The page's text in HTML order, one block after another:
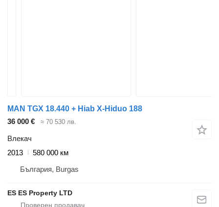
MAN TGX 18.440 + Hiab X-Hiduo 188
36 000 €
≈ 70 530 лв.
Влекач
2013
580 000 км
България, Burgas
ES ES Property LTD